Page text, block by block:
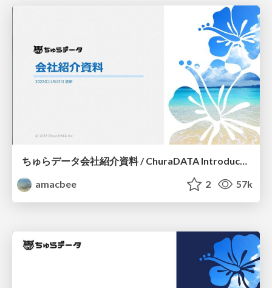
ちゅらデータ会社紹介資料 / ChuraDATA Introduction
amacbee
2 57k